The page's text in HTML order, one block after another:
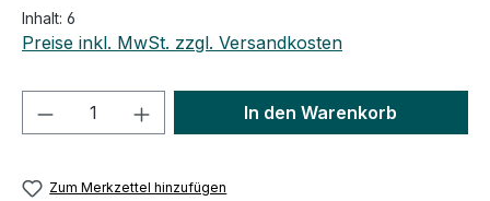
Inhalt: 6
Preise inkl. MwSt. zzgl. Versandkosten
Produkt Anzahl: Gib denIn den Warenkorb
Zum Merkzettel hinzufügen